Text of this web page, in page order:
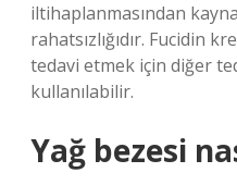
iltihaplanmasından
rahatsızlığıdır. Fucidin
tedavi etmek için diğer
kullanılabilir.
Yağ bezesi